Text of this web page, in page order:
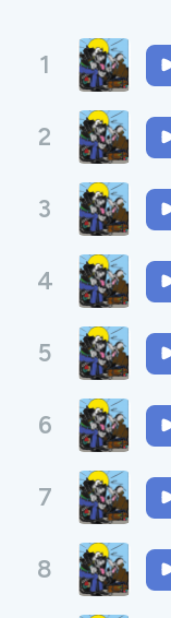
1
2
3
4
5
6
7
8